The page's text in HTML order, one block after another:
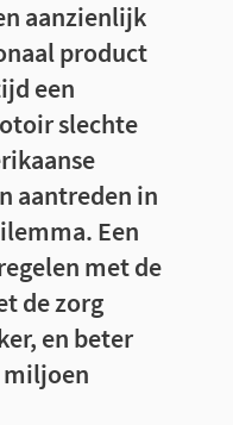
aanzienlijk
product
een
slechte
aantreden in
Een
met de
de zorg
en beter
miljoen